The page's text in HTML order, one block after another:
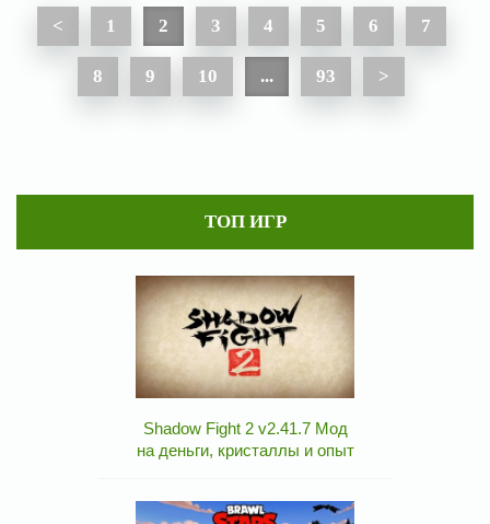
< 1 2 3 4 5 6 7
8 9 10 ... 93 >
ТОП ИГР
Shadow Fight 2 v2.41.7 Мод
на деньги, кристаллы и опыт